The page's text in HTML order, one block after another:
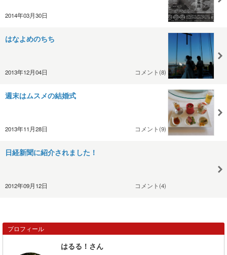
2014年03月30日
はなよめのちち
2013年12月04日 コメント(8)
週末はムスメの結婚式
2013年11月28日 コメント(9)
日経新聞に紹介されました！
2012年09月12日 コメント(4)
プロフィール
はるる！さん